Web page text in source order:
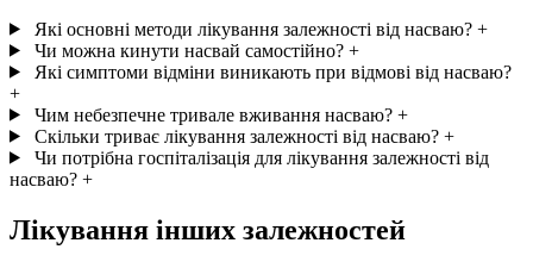
Які основні методи лікування залежності від насваю? +
Чи можна кинути насвай самостійно? +
Які симптоми відміни виникають при відмові від насваю?
+
Чим небезпечне тривале вживання насваю? +
Скільки триває лікування залежності від насваю? +
Чи потрібна госпіталізація для лікування залежності від
насваю? +
Лікування інших залежностей